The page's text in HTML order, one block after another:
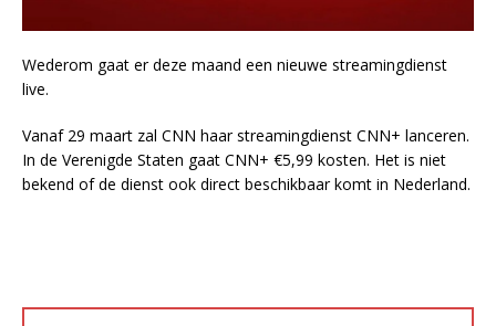
Wederom gaat er deze maand een nieuwe streamingdienst
live.
Vanaf 29 maart zal CNN haar streamingdienst CNN+ lanceren.
In de Verenigde Staten gaat CNN+ €5,99 kosten. Het is niet
bekend of de dienst ook direct beschikbaar komt in Nederland.